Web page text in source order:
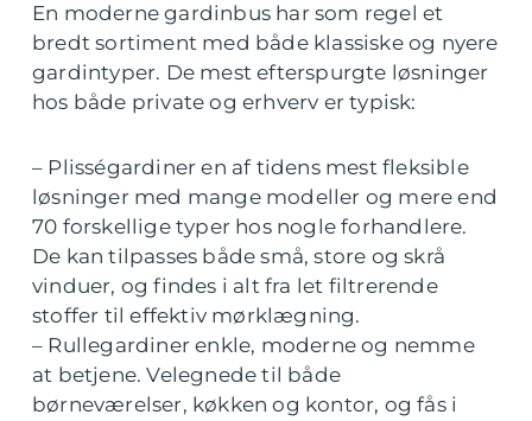
En moderne gardinbus har som regel et
bredt sortiment med både klassiske og nyere
gardintyper. De mest efterspurgte løsninger
hos både private og erhverv er typisk:
– Plisségardiner en af tidens mest fleksible
løsninger med mange modeller og mere end
70 forskellige typer hos nogle forhandlere.
De kan tilpasses både små, store og skrå
vinduer, og findes i alt fra let filtrerende
stoffer til effektiv mørklægning.
– Rullegardiner enkle, moderne og nemme
at betjene. Velegnede til både
børneværelser, køkken og kontor, og fås i